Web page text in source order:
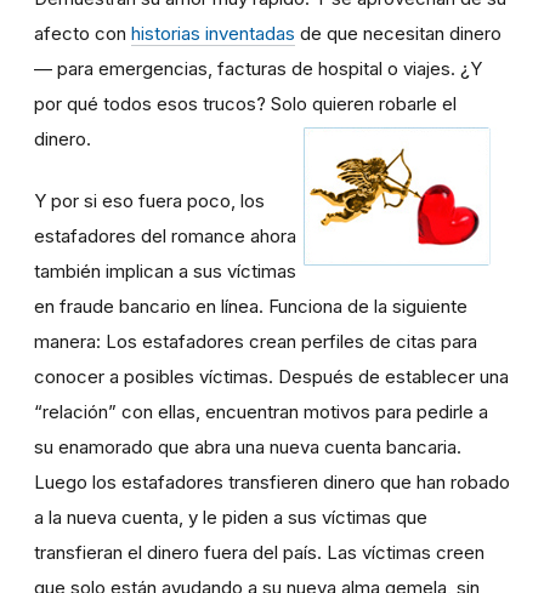
afecto con historias inventadas de que necesitan dinero
— para emergencias, facturas de hospital o viajes. ¿Y
por qué todos esos trucos? Solo quieren robarle el
dinero.
Y por si eso fuera poco, los
estafadores del romance ahora
también implican a sus víctimas
en fraude bancario en línea. Funciona de la siguiente
manera: Los estafadores crean perfiles de citas para
conocer a posibles víctimas. Después de establecer una
“relación” con ellas, encuentran motivos para pedirle a
su enamorado que abra una nueva cuenta bancaria.
Luego los estafadores transfieren dinero que han robado
a la nueva cuenta, y le piden a sus víctimas que
transfieran el dinero fuera del país. Las víctimas creen
que solo están ayudando a su nueva alma gemela, sin